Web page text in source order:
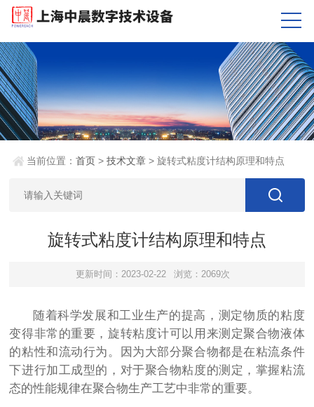
当前位置：首页 >技术文章 > 旋转式粘度计结构原理和特点
旋转式粘度计结构原理和特点
更新时间：2023-02-22 浏览：2069次
随着科学发展和工业生产的提高，测定物质的粘度
变得非常的重要，旋转粘度计可以用来测定聚合物液体
的粘性和流动行为。因为大部分聚合物都是在粘流条件
下进行加工成型的，对于聚合物粘度的测定，掌握粘流
态的性能规律在聚合物生产工艺中非常的重要。